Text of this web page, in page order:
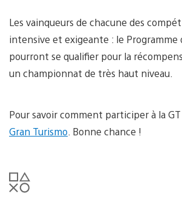
Les vainqueurs de chacune des
intensive et exigeante : le Programme
pourront se qualifier pour la
un championnat de très haut niveau.
Pour savoir comment participer à la
Gran Turismo . Bonne chance !